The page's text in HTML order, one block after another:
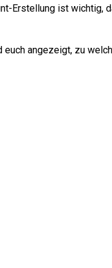
Erstellung ist wichtig,
angezeigt, zu